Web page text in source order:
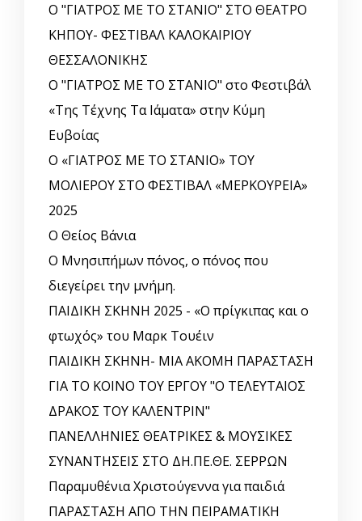
Ο "ΓΙΑΤΡΟΣ ΜΕ ΤΟ ΣΤΑΝΙΟ" ΣΤΟ ΘΕΑΤΡΟ
ΚΗΠΟΥ- ΦΕΣΤΙΒΑΛ ΚΑΛΟΚΑΙΡΙΟΥ
ΘΕΣΣΑΛΟΝΙΚΗΣ
Ο "ΓΙΑΤΡΟΣ ΜΕ ΤΟ ΣΤΑΝΙΟ" στο Φεστιβάλ
«Της Τέχνης Τα Ιάματα» στην Κύμη
Ευβοίας
Ο «ΓΙΑΤΡΟΣ ΜΕ ΤΟ ΣΤΑΝΙΟ» ΤΟΥ
ΜΟΛΙΕΡΟΥ ΣΤΟ ΦΕΣΤΙΒΑΛ «ΜΕΡΚΟΥΡΕΙΑ»
2025
Ο Θείος Βάνια
Ο Μνησιπήμων πόνος, ο πόνος που
διεγείρει την μνήμη.
ΠΑΙΔΙΚΗ ΣΚΗΝΗ 2025 - «Ο πρίγκιπας και ο
φτωχός» του Μαρκ Τουέιν
ΠΑΙΔΙΚΗ ΣΚΗΝΗ- ΜΙΑ ΑΚΟΜΗ ΠΑΡΑΣΤΑΣΗ
ΓΙΑ ΤΟ ΚΟΙΝΟ ΤΟΥ ΕΡΓΟΥ "Ο ΤΕΛΕΥΤΑΙΟΣ
ΔΡΑΚΟΣ ΤΟΥ ΚΑΛΕΝΤΡΙΝ"
ΠΑΝΕΛΛΗΝΙΕΣ ΘΕΑΤΡΙΚΕΣ & ΜΟΥΣΙΚΕΣ
ΣΥΝΑΝΤΗΣΕΙΣ ΣΤΟ ΔΗ.ΠΕ.ΘΕ. ΣΕΡΡΩΝ
Παραμυθένια Χριστούγεννα για παιδιά
ΠΑΡΑΣΤΑΣΗ ΑΠΟ ΤΗΝ ΠΕΙΡΑΜΑΤΙΚΗ